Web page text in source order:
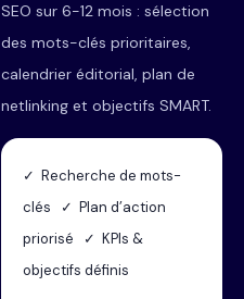
SEO sur 6-12 mois : sélection
des mots-clés prioritaires,
calendrier éditorial, plan de
netlinking et objectifs SMART.
✓ Recherche de mots-
clés ✓ Plan d’action
priorisé ✓ KPIs &
objectifs définis